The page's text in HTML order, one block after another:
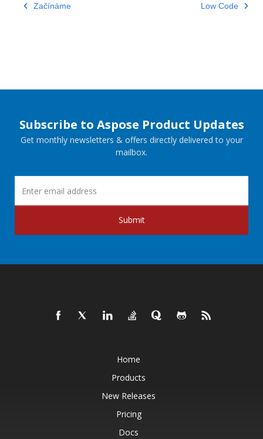
Začínáme Low Code
Subscribe to Aspose Product Updates
Get monthly newsletters & offers directly delivered to your
mailbox.
Submit
Home
Products
New Releases
Pricing
Docs